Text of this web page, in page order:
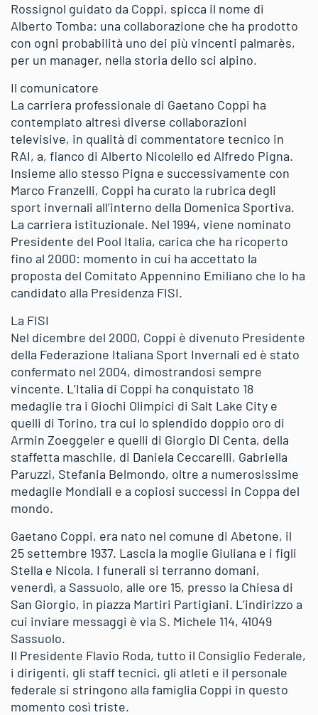
Rossignol guidato da Coppi, spicca il nome di
Alberto Tomba: una collaborazione che ha prodotto
con ogni probabilità uno dei più vincenti palmarès,
per un manager, nella storia dello sci alpino.
Il comunicatore
La carriera professionale di Gaetano Coppi ha
contemplato altresì diverse collaborazioni
televisive, in qualità di commentatore tecnico in
RAI, a, fianco di Alberto Nicolello ed Alfredo Pigna.
Insieme allo stesso Pigna e successivamente con
Marco Franzelli, Coppi ha curato la rubrica degli
sport invernali all’interno della Domenica Sportiva.
La carriera istituzionale. Nel 1994, viene nominato
Presidente del Pool Italia, carica che ha ricoperto
fino al 2000: momento in cui ha accettato la
proposta del Comitato Appennino Emiliano che lo ha
candidato alla Presidenza FISI.
La FISI
Nel dicembre del 2000, Coppi è divenuto Presidente
della Federazione Italiana Sport Invernali ed è stato
confermato nel 2004, dimostrandosi sempre
vincente. L’Italia di Coppi ha conquistato 18
medaglie tra i Giochi Olimpici di Salt Lake City e
quelli di Torino, tra cui lo splendido doppio oro di
Armin Zoeggeler e quelli di Giorgio Di Centa, della
staffetta maschile, di Daniela Ceccarelli, Gabriella
Paruzzi, Stefania Belmondo, oltre a numerosissime
medaglie Mondiali e a copiosi successi in Coppa del
mondo.
Gaetano Coppi, era nato nel comune di Abetone, il
25 settembre 1937. Lascia la moglie Giuliana e i figli
Stella e Nicola. I funerali si terranno domani,
venerdì, a Sassuolo, alle ore 15, presso la Chiesa di
San Giorgio, in piazza Martiri Partigiani. L’indirizzo a
cui inviare messaggi è via S. Michele 114, 41049
Sassuolo.
Il Presidente Flavio Roda, tutto il Consiglio Federale,
i dirigenti, gli staff tecnici, gli atleti e il personale
federale si stringono alla famiglia Coppi in questo
momento così triste.